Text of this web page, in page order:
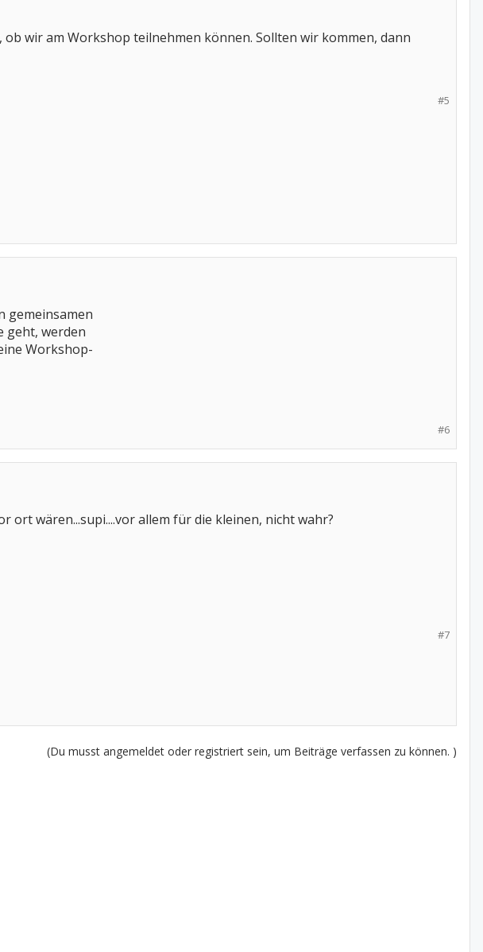
wir am Workshop teilnehmen können. Sollten wir kommen, dann
#5
gemeinsamen
geht, werden
Workshop-
#6
wären...supi....vor allem für die kleinen, nicht wahr?
#7
(Du musst angemeldet oder registriert sein, um Beiträge verfassen zu können. )